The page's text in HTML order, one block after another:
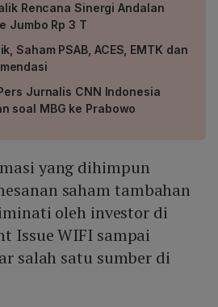
Rencana Sinergi Andalan
Jumbo Rp 3 T
Saham PSAB, ACES, EMTK dan
Jurnalis CNN Indonesia
soal MBG ke Prabowo
yang dihimpun
saham tambahan
oleh investor di
Issue WIFI sampai
salah satu sumber di